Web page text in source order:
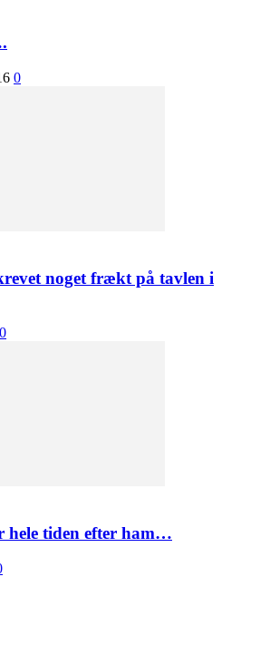
0
noget frækt på tavlen i
0
hele tiden efter ham…